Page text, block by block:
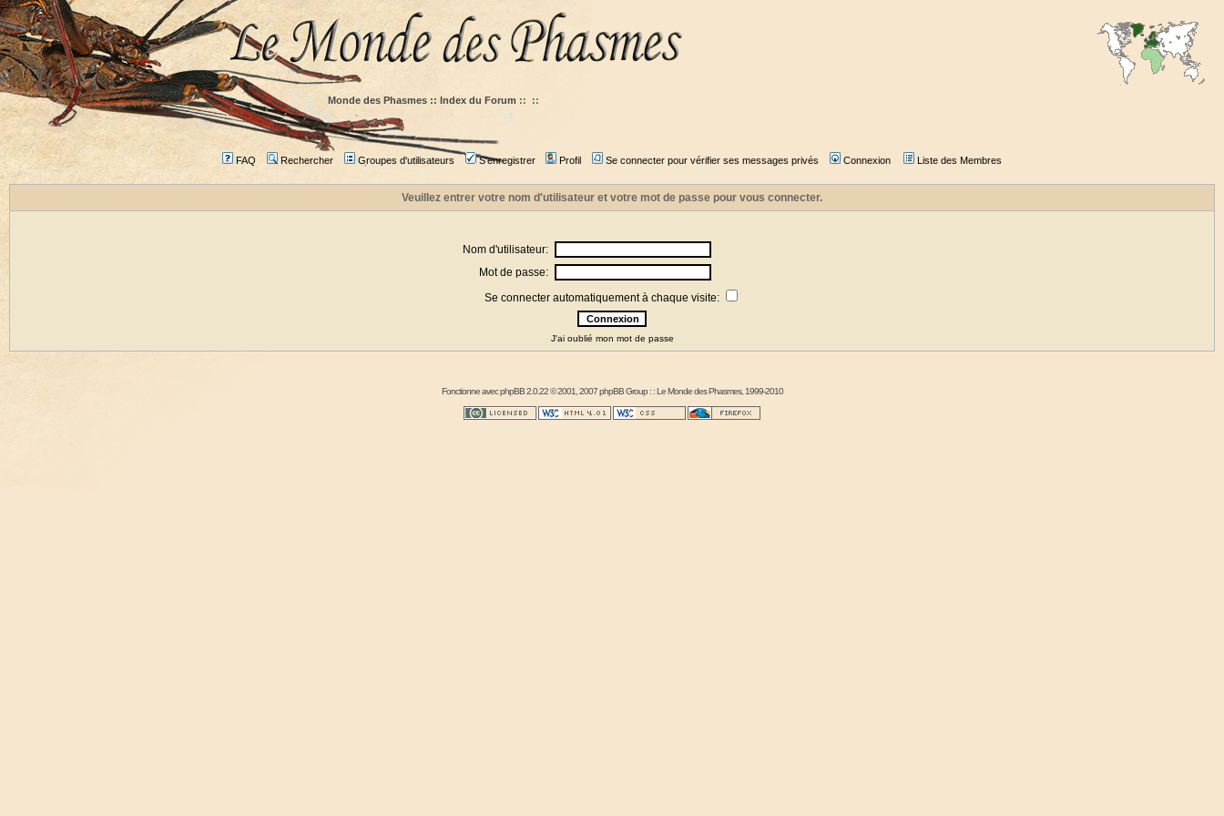
Monde des Phasmes :: Index du Forum :: ::
FAQ Rechercher Groupes d'utilisateurs S'enregistrer Profil Se connecter pour vérifier ses messages privés Connexion Liste des Membres
Veuillez entrer votre nom d'utilisateur et votre mot de passe pour vous connecter.
Nom d'utilisateur:
Mot de passe:
Se connecter automatiquement à chaque visite:
J'ai oublié mon mot de passe
Fonctionne avecphpBB2.0.22 © 2001, 2007 phpBB Group : :Le Monde des Phasmes, 1999-2010